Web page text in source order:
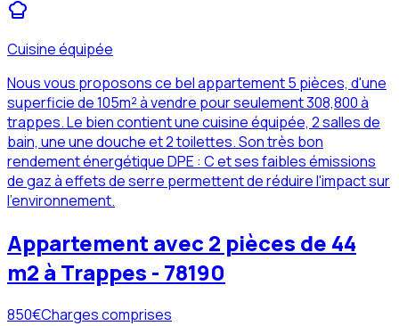
Cuisine équipée
Nous vous proposons ce bel appartement 5 pièces, d'une
superficie de 105m² à vendre pour seulement 308,800 à
trappes. Le bien contient une cuisine équipée, 2 salles de
bain, une une douche et 2 toilettes. Son très bon
rendement énergétique DPE : C et ses faibles émissions
de gaz à effets de serre permettent de réduire l'impact sur
l'environnement.
Appartement avec 2 pièces de 44
m2 à Trappes - 78190
850€Charges comprises